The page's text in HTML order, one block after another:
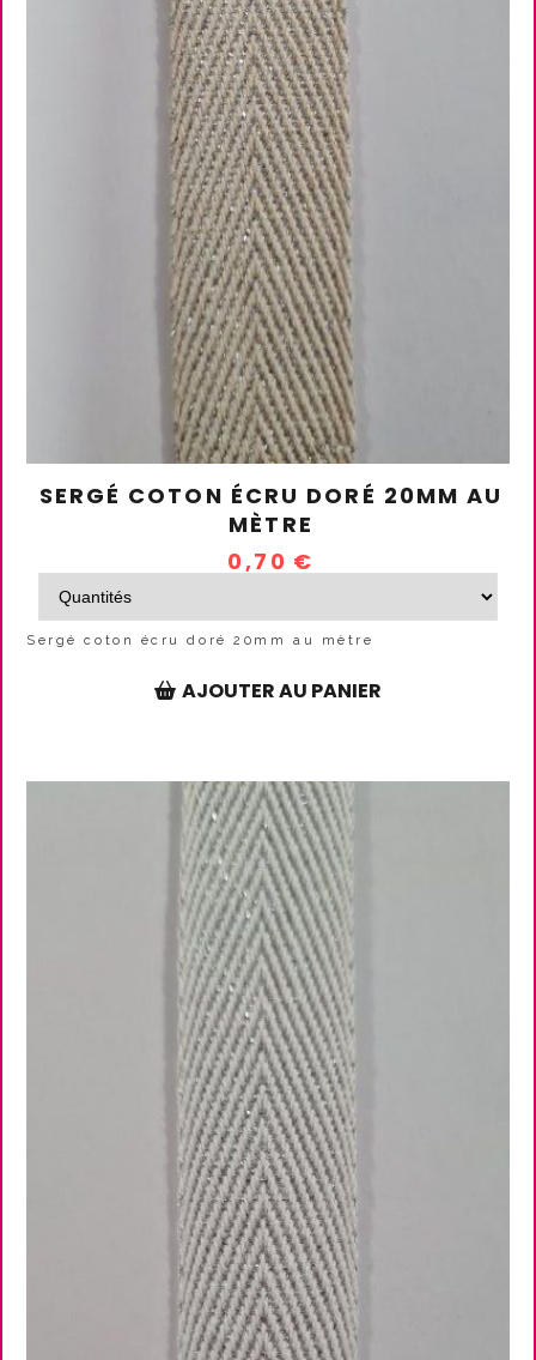
SERGÉ COTON ÉCRU DORÉ 20MM AU
MÈTRE
0,70 €
Sergé coton écru doré 20mm au mètre
AJOUTER AU PANIER